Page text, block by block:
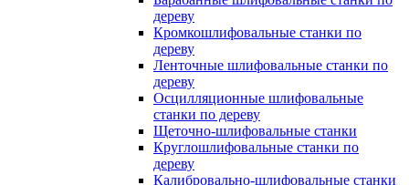
дереву
Кромкошлифовальные станки по
дереву
Ленточные шлифовальные станки по
дереву
Осцилляционные шлифовальные
станки по дереву
Щеточно-шлифовальные станки
Круглошлифовальные станки по
дереву
Калибровально-шлифовальные станки